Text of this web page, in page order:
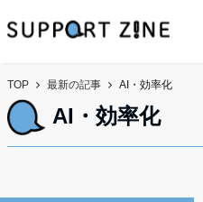
TOP 最新の記事 AI・効率化
AI・効率化